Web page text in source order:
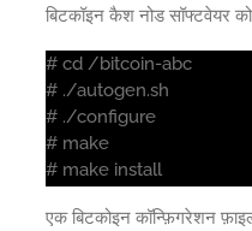
बिटकॉइन कैश नोड सॉफ्टवेयर
# cd /bitcoin-abc
# ./autogen.sh
# ./configure
# make
# make install
एक बिटकोइन कॉन्फ़िगरेशन